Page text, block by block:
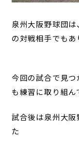
泉州大阪野球団
の対戦相手でもあ
今回の試合で見
も練習に取り組ん
試合後は泉州大
た